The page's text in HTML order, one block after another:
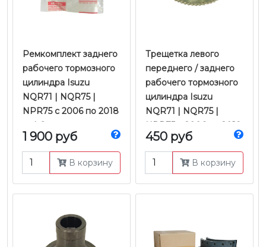
​​​​​​​Ремкомплект заднего
рабочего тормозного
цилиндра Isuzu
NQR71 | NQR75 |
NPR75 с 2006 по 2018
гг. | Оригинал
1 900 руб
В корзину
Трещетка левого
переднего / заднего
рабочего тормозного
цилиндра Isuzu
NQR71 | NQR75 |
NPR75 с 2006 по 2018
гг. | JMC
450 руб
В корзину